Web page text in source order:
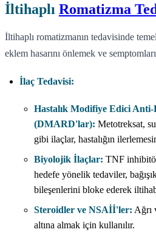
İltihaplı Romatizma
İltihaplı romatizmanın tedavisinde
eklem hasarını önlemek ve
İlaç Tedavisi:
Hastalık Modifiye Edici
(DMARD'lar): Metotreksat,
gibi ilaçlar, hastalığın
Biyolojik İlaçlar: TNF
hedefe yönelik tedaviler,
bileşenlerini bloke ederek
Steroidler ve NSAİİ'ler: Ağrı
altına almak için kullanılır.